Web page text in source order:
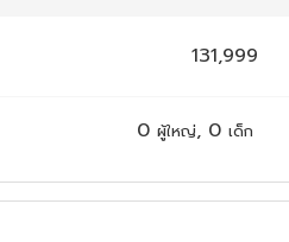
131,999
0 ผู้ใหญ่, 0 เด็ก